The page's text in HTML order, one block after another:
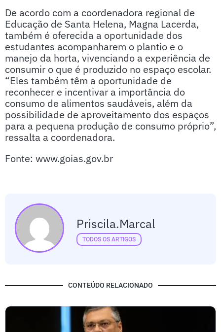
De acordo com a coordenadora regional de
Educação de Santa Helena, Magna Lacerda,
também é oferecida a oportunidade dos
estudantes acompanharem o plantio e o
manejo da horta, vivenciando a experiência de
consumir o que é produzido no espaço escolar.
“Eles também têm a oportunidade de
reconhecer e incentivar a importância do
consumo de alimentos saudáveis, além da
possibilidade de aproveitamento dos espaços
para a pequena produção de consumo próprio”,
ressalta a coordenadora.
Fonte: www.goias.gov.br
Priscila.marcal
TODOS OS ARTIGOS
CONTEÚDO RELACIONADO